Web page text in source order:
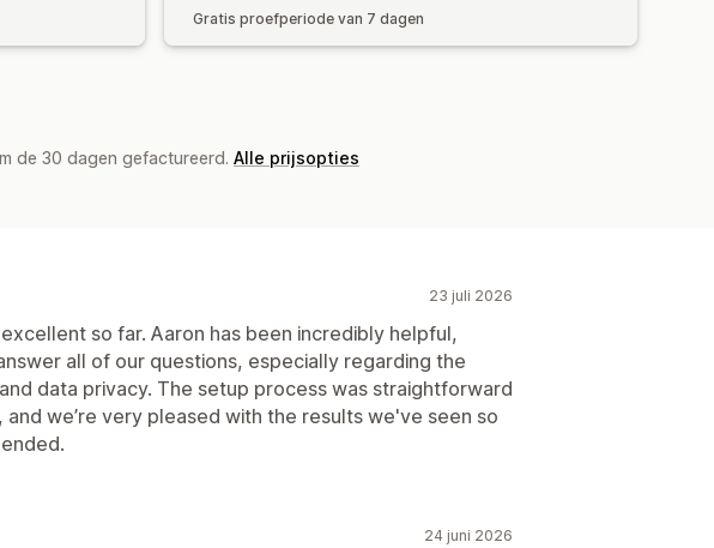
Gratis proefperiode van 7 dagen
de 30 dagen gefactureerd. Alle prijsopties
23 juli 2026
so far. Aaron has been incredibly helpful,
all of our questions, especially regarding the
data privacy. The setup process was straightforward
we’re very pleased with the results we've seen so
24 juni 2026